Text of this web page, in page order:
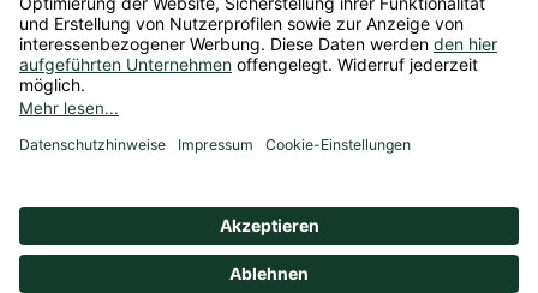
Weitere Kategorien
* Alle Preise inkl. gesetzl. Mehrwertsteuer zzgl.
anders angegeben. Bioprodukte im Bio-Kontrollverfahren bei
** Kostenfreie Lieferung ab 75 € Bestellwert in DE (Gilt nicht
für Kühlprodukte).